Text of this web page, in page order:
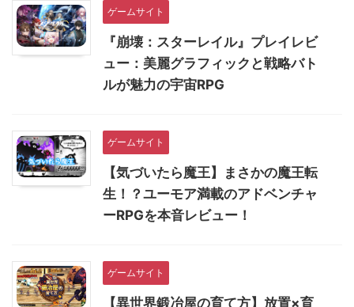
ゲームサイト
『崩壊：スターレイル』プレイレビ
ュー：美麗グラフィックと戦略バト
ルが魅力の宇宙RPG
ゲームサイト
【気づいたら魔王】まさかの魔王転
生！？ユーモア満載のアドベンチャ
ーRPGを本音レビュー！
ゲームサイト
【異世界鍛冶屋の育て方】放置×育